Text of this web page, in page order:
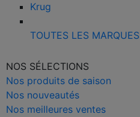
Krug
TOUTES LES MARQUES
NOS SÉLECTIONS
Nos produits de saison
Nos nouveautés
Nos meilleures ventes